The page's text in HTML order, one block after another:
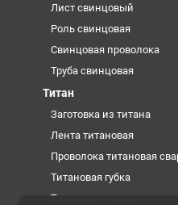
Лист свинцовый
Роль свинцовая
Свинцовая проволока
Труба свинцовая
Титан
Заготовка из титана
Лента титановая
Проволока титановая
Титановая губка
Титановая плита